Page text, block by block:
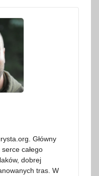
Główny
całego
dobrej
tras. W